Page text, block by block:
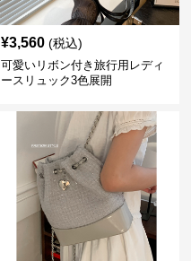
¥3,560 (税込)
可愛いリボン付き旅行用レディ
ースリュック3色展開